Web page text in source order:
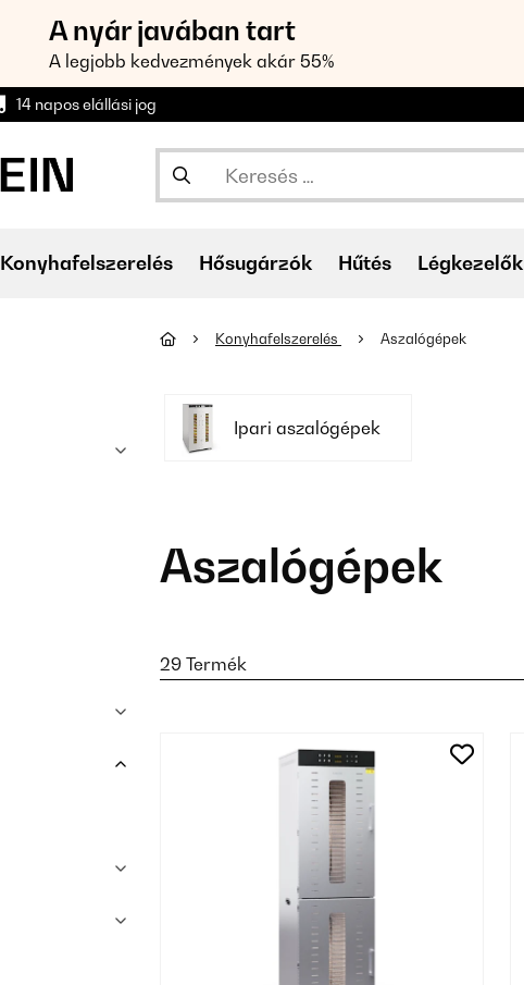
A nyár javában tart
A legjobb kedvezmények akár 55%
14 napos elállási jog
Konyhafelszerelés Hősugárzók Hűtés Légkezelők
Konyhafelszerelés Aszalógépek
Ipari aszalógépek
Aszalógépek
29 Termék